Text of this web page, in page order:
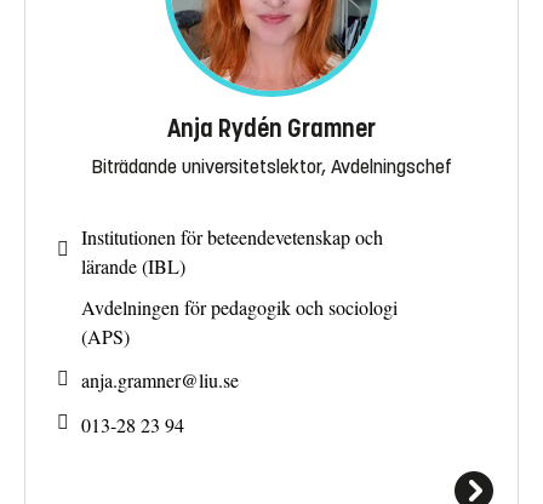
Anja Rydén Gramner
Biträdande universitetslektor, Avdelningschef
Institutionen för beteendevetenskap och
lärande (IBL)
Avdelningen för pedagogik och sociologi
(APS)
anja.gramner@liu.se
013-28 23 94